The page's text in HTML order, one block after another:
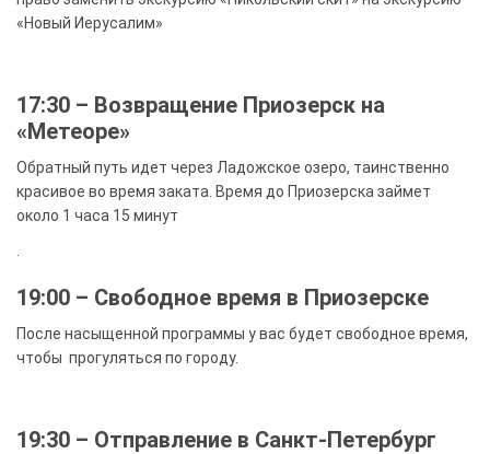
«Новый Иерусалим»
17:30 – Возвращение Приозерск на
«Метеоре»
Обратный путь идет через Ладожское озеро, таинственно
красивое во время заката. Время до Приозерска займет
около 1 часа 15 минут
19:00 – Свободное время в Приозерске
После насыщенной программы у вас будет свободное время,
чтобы прогуляться по городу.
19:30 – Отправление в Санкт-Петербург